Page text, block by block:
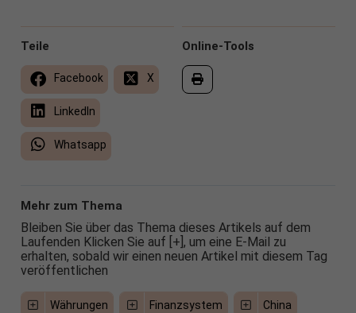
Online-Tools
Teile
Facebook X
LinkedIn
Whatsapp
Mehr zum Thema
Bleiben Sie über das Thema dieses Artikels auf dem
Laufenden Klicken Sie auf [+], um eine E-Mail zu
erhalten, sobald wir einen neuen Artikel mit diesem Tag
veröffentlichen
Währungen Finanzsystem China